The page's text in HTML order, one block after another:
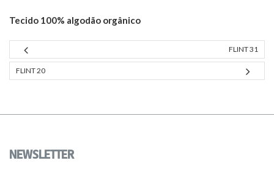
Tecido 100% algodão orgânico
FLINT 31
FLINT 20
NEWSLETTER